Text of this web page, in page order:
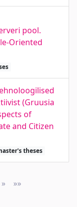
pool.
Oriented
(Gruusia
of
and Citizen
theses
» Next
»»